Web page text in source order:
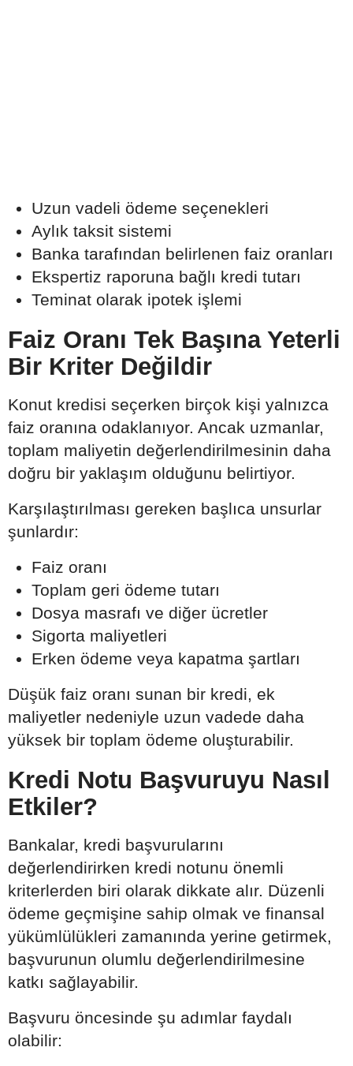
Uzun vadeli ödeme seçenekleri
Aylık taksit sistemi
Banka tarafından belirlenen faiz oranları
Ekspertiz raporuna bağlı kredi tutarı
Teminat olarak ipotek işlemi
Faiz Oranı Tek Başına Yeterli
Bir Kriter Değildir
Konut kredisi seçerken birçok kişi yalnızca
faiz oranına odaklanıyor. Ancak uzmanlar,
toplam maliyetin değerlendirilmesinin daha
doğru bir yaklaşım olduğunu belirtiyor.
Karşılaştırılması gereken başlıca unsurlar
şunlardır:
Faiz oranı
Toplam geri ödeme tutarı
Dosya masrafı ve diğer ücretler
Sigorta maliyetleri
Erken ödeme veya kapatma şartları
Düşük faiz oranı sunan bir kredi, ek
maliyetler nedeniyle uzun vadede daha
yüksek bir toplam ödeme oluşturabilir.
Kredi Notu Başvuruyu Nasıl
Etkiler?
Bankalar, kredi başvurularını
değerlendirirken kredi notunu önemli
kriterlerden biri olarak dikkate alır. Düzenli
ödeme geçmişine sahip olmak ve finansal
yükümlülükleri zamanında yerine getirmek,
başvurunun olumlu değerlendirilmesine
katkı sağlayabilir.
Başvuru öncesinde şu adımlar faydalı
olabilir: